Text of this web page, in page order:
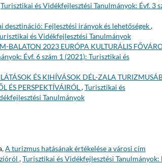
Turisztikai és Vidékfejlesztési Tanulmányok: Évf. 3
Fejlesztési irányok és lehetőségek,
és Vidékfejlesztési Tanulmányok
BALATON 2023 EURÓPA KULTURÁLIS
Évf. 6 szám 1 (2021): Turisztikai és
ÉS KIHÍVÁSOK DÉL-ZALA
ÉS PERSPEKTÍVÁIRÓL,Turisztikai és
Tanulmányok
A turizmus hatásának értékelése a városi cím
,Turisztikai és Vidékfejlesztési Tanulmányok: